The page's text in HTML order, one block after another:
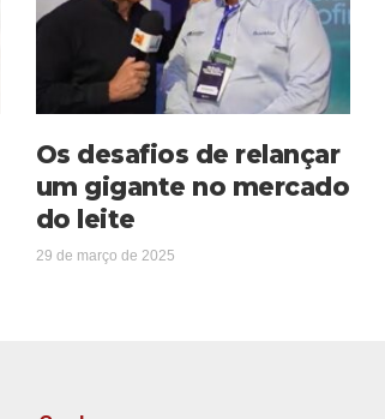
Os desafios de relançar
um gigante no mercado
do leite
29 de março de 2025